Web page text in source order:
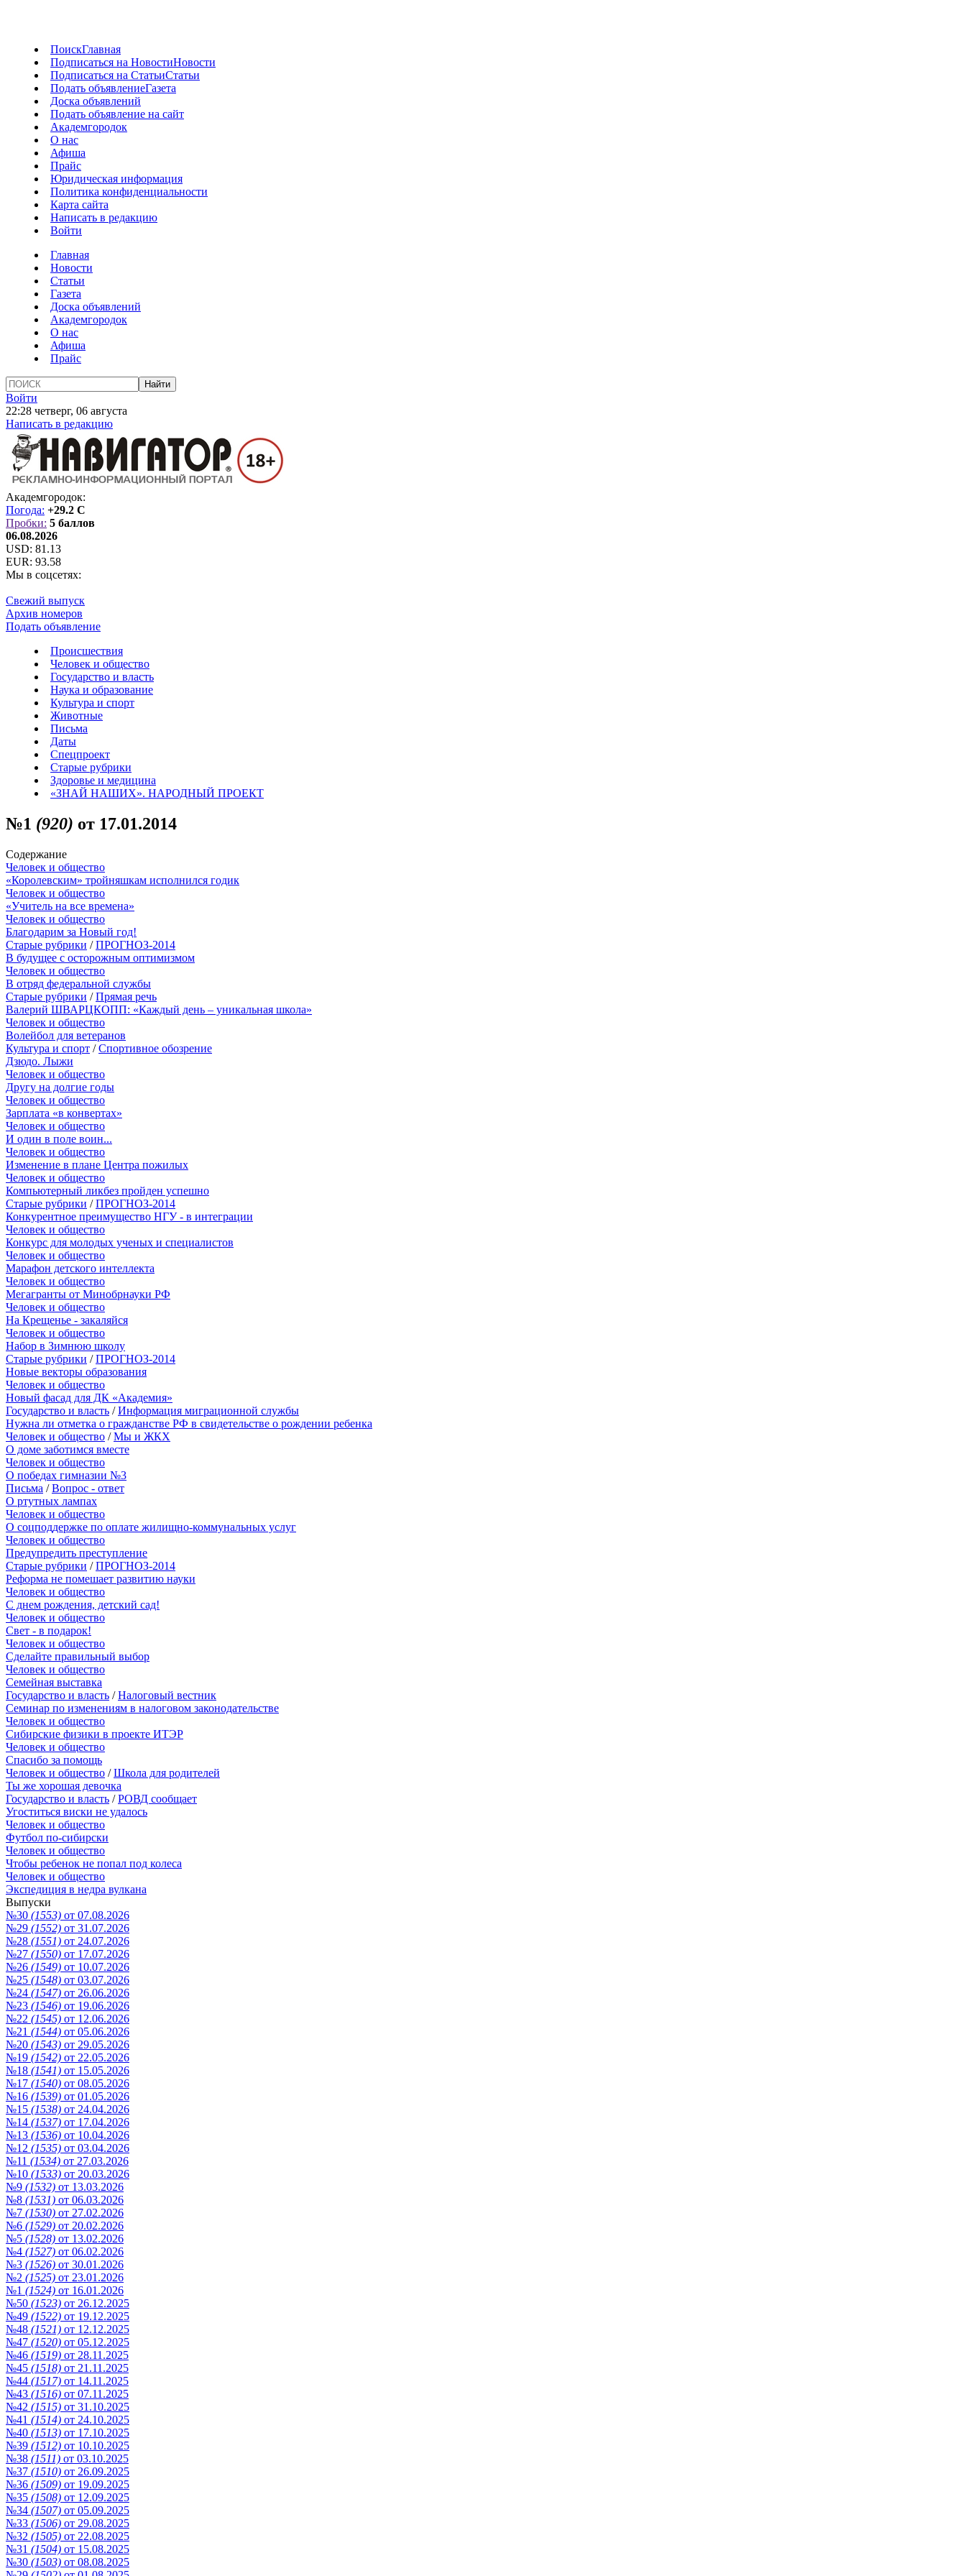
ПоискГлавная
Подписаться на НовостиНовости
Подписаться на СтатьиСтатьи
Подать объявлениеГазета
Доска объявлений
Подать объявление на сайт
Академгородок
О нас
Афиша
Прайс
Юридическая информация
Политика конфиденциальности
Карта сайта
Написать в редакцию
Войти
Главная
Новости
Статьи
Газета
Доска объявлений
Академгородок
О нас
Афиша
Прайс
Войти
22:28 четверг, 06 августа
Написать в редакцию
Академгородок:
Погода: +29.2 C
Пробки: 5 баллов
06.08.2026
USD: 81.13
EUR: 93.58
Мы в соцсетях:
Свежий выпуск
Архив номеров
Подать объявление
Происшествия
Человек и общество
Государство и власть
Наука и образование
Культура и спорт
Животные
Письма
Даты
Спецпроект
Старые рубрики
Здоровье и медицина
«ЗНАЙ НАШИХ». НАРОДНЫЙ ПРОЕКТ
№1 (920) от 17.01.2014
Содержание
Человек и общество
«Королевским» тройняшкам исполнился годик
Человек и общество
«Учитель на все времена»
Человек и общество
Благодарим за Новый год!
Старые рубрики /ПРОГНОЗ-2014
В будущее с осторожным оптимизмом
Человек и общество
В отряд федеральной службы
Старые рубрики /Прямая речь
Валерий ШВАРЦКОПП: «Каждый день – уникальная школа»
Человек и общество
Волейбол для ветеранов
Культура и спорт /Спортивное обозрение
Дзюдо. Лыжи
Человек и общество
Другу на долгие годы
Человек и общество
Зарплата «в конвертах»
Человек и общество
И один в поле воин...
Человек и общество
Изменение в плане Центра пожилых
Человек и общество
Компьютерный ликбез пройден успешно
Старые рубрики /ПРОГНОЗ-2014
Конкурентное преимущество НГУ - в интеграции
Человек и общество
Конкурс для молодых ученых и специалистов
Человек и общество
Марафон детского интеллекта
Человек и общество
Мегагранты от Минобрнауки РФ
Человек и общество
На Крещенье - закаляйся
Человек и общество
Набор в Зимнюю школу
Старые рубрики /ПРОГНОЗ-2014
Новые векторы образования
Человек и общество
Новый фасад для ДК «Академия»
Государство и власть /Информация миграционной службы
Нужна ли отметка о гражданстве РФ в свидетельстве о рождении ребенка
Человек и общество /Мы и ЖКХ
О доме заботимся вместе
Человек и общество
О победах гимназии №3
Письма /Вопрос - ответ
О ртутных лампах
Человек и общество
О соцподдержке по оплате жилищно-коммунальных услуг
Человек и общество
Предупредить преступление
Старые рубрики /ПРОГНОЗ-2014
Реформа не помешает развитию науки
Человек и общество
С днем рождения, детский сад!
Человек и общество
Свет - в подарок!
Человек и общество
Сделайте правильный выбор
Человек и общество
Семейная выставка
Государство и власть /Налоговый вестник
Семинар по изменениям в налоговом законодательстве
Человек и общество
Сибирские физики в проекте ИТЭР
Человек и общество
Спасибо за помощь
Человек и общество /Школа для родителей
Ты же хорошая девочка
Государство и власть /РОВД сообщает
Угоститься виски не удалось
Человек и общество
Футбол по-сибирски
Человек и общество
Чтобы ребенок не попал под колеса
Человек и общество
Экспедиция в недра вулкана
Выпуски
№30 (1553) от 07.08.2026
№29 (1552) от 31.07.2026
№28 (1551) от 24.07.2026
№27 (1550) от 17.07.2026
№26 (1549) от 10.07.2026
№25 (1548) от 03.07.2026
№24 (1547) от 26.06.2026
№23 (1546) от 19.06.2026
№22 (1545) от 12.06.2026
№21 (1544) от 05.06.2026
№20 (1543) от 29.05.2026
№19 (1542) от 22.05.2026
№18 (1541) от 15.05.2026
№17 (1540) от 08.05.2026
№16 (1539) от 01.05.2026
№15 (1538) от 24.04.2026
№14 (1537) от 17.04.2026
№13 (1536) от 10.04.2026
№12 (1535) от 03.04.2026
№11 (1534) от 27.03.2026
№10 (1533) от 20.03.2026
№9 (1532) от 13.03.2026
№8 (1531) от 06.03.2026
№7 (1530) от 27.02.2026
№6 (1529) от 20.02.2026
№5 (1528) от 13.02.2026
№4 (1527) от 06.02.2026
№3 (1526) от 30.01.2026
№2 (1525) от 23.01.2026
№1 (1524) от 16.01.2026
№50 (1523) от 26.12.2025
№49 (1522) от 19.12.2025
№48 (1521) от 12.12.2025
№47 (1520) от 05.12.2025
№46 (1519) от 28.11.2025
№45 (1518) от 21.11.2025
№44 (1517) от 14.11.2025
№43 (1516) от 07.11.2025
№42 (1515) от 31.10.2025
№41 (1514) от 24.10.2025
№40 (1513) от 17.10.2025
№39 (1512) от 10.10.2025
№38 (1511) от 03.10.2025
№37 (1510) от 26.09.2025
№36 (1509) от 19.09.2025
№35 (1508) от 12.09.2025
№34 (1507) от 05.09.2025
№33 (1506) от 29.08.2025
№32 (1505) от 22.08.2025
№31 (1504) от 15.08.2025
№30 (1503) от 08.08.2025